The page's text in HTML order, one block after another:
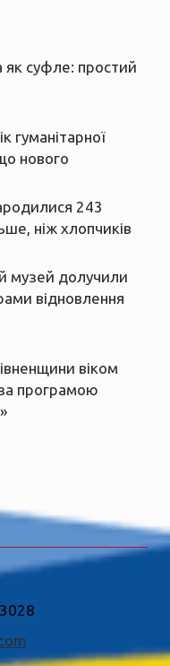
як суфле: простий
гуманітарної
нового
243
ніж хлопчиків
музей долучили
відновлення
віком
програмою